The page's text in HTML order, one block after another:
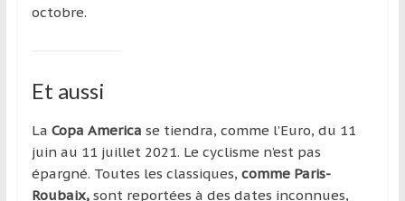
octobre.
Et aussi
La Copa America se tiendra, comme l’Euro, du 11
juin au 11 juillet 2021. Le cyclisme n’est pas
épargné. Toutes les classiques, comme Paris-
Roubaix,sont reportées à des dates inconnues,